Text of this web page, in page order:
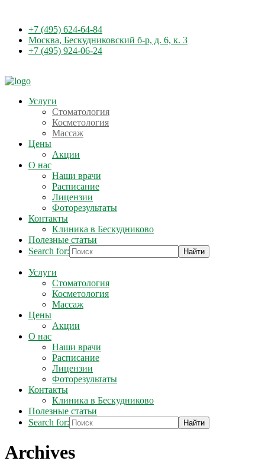
+7 (495) 624-64-84
Москва, Бескудниковский б-р, д. 6, к. 3
+7 (495) 924-06-24
Услуги
Стоматология
Косметология
Массаж
Цены
Акции
О нас
Наши врачи
Расписание
Лицензии
Фоторезультаты
Контакты
Клиника в Бескудниково
Полезные статьи
Search for:
Услуги
Стоматология
Косметология
Массаж
Цены
Акции
О нас
Наши врачи
Расписание
Лицензии
Фоторезультаты
Контакты
Клиника в Бескудниково
Полезные статьи
Search for:
Archives